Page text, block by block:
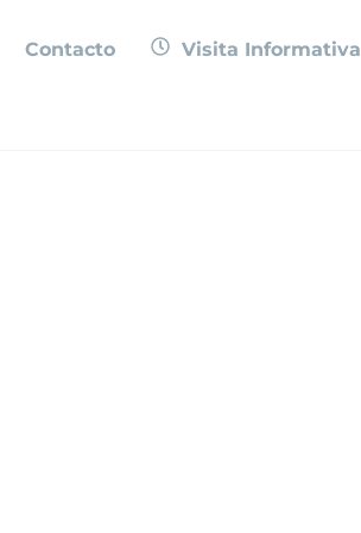
Contacto Visita Informativa